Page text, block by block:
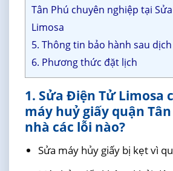
Tân Phú chuyên nghiệp tại
Limosa
5. Thông tin bảo hành sau
6. Phương thức đặt lịch
1. Sửa Điện Tử Limosa
máy huỷ giấy quận
nhà các lỗi nào?
Sửa máy hủy giấy bị kẹt vì